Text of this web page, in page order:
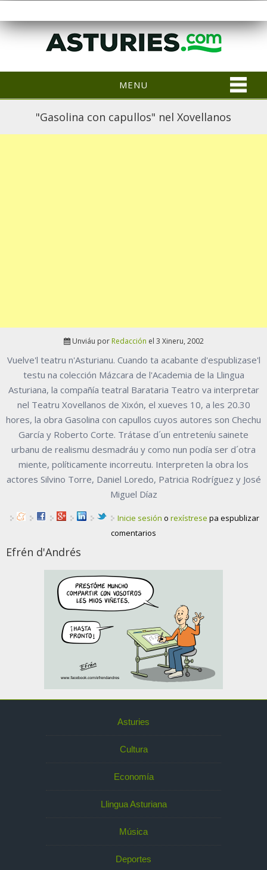
MENU
"Gasolina con capullos" nel Xovellanos
Unviáu por Redacción el 3 Xineru, 2002
Vuelve'l teatru n'Asturianu. Cuando ta acabante d'espublizase'l
testu na colección Mázcara de l'Academia de la Llingua
Asturiana, la compañía teatral Barataria Teatro va interpretar
nel Teatru Xovellanos de Xixón, el xueves 10, a les 20.30
hores, la obra Gasolina con capullos cuyos autores son Chechu
García y Roberto Corte. Trátase d´un entreteníu sainete
urbanu de realismu desmadráu y como nun podía ser d´otra
miente, políticamente incorreutu. Interpreten la obra los
actores Silvino Torre, Daniel Loredo, Patricia Rodríguez y José
Miguel Díaz
Inicie sesión o rexístrese pa espublizar
comentarios
Efrén d'Andrés
Asturies
Cultura
Economía
Llingua Asturiana
Música
Deportes